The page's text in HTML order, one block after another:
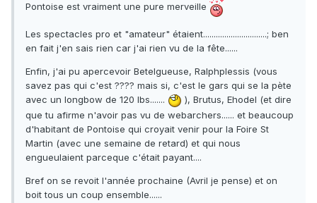
Pontoise est vraiment une pure merveille
Les spectacles pro et "amateur" étaient..............................; ben
en fait j'en sais rien car j'ai rien vu de la fête......
Enfin, j'ai pu apercevoir Betelgueuse, Ralphplessis (vous
savez pas qui c'est ???? mais si, c'est le gars qui se la pète
avec un longbow de 120 lbs.......
), Brutus, Ehodel (et dire
que tu afirme n'avoir pas vu de webarchers...... et beaucoup
d'habitant de Pontoise qui croyait venir pour la Foire St
Martin (avec une semaine de retard) et qui nous
engueulaient parceque c'était payant....
Bref on se revoit l'année prochaine (Avril je pense) et on
boit tous un coup ensemble......